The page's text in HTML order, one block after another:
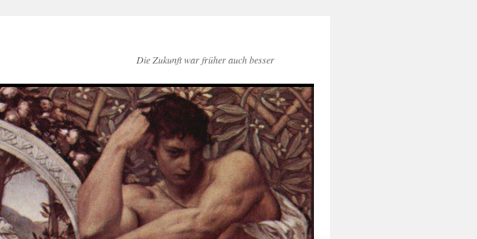
Die Zukunft war früher auch besser